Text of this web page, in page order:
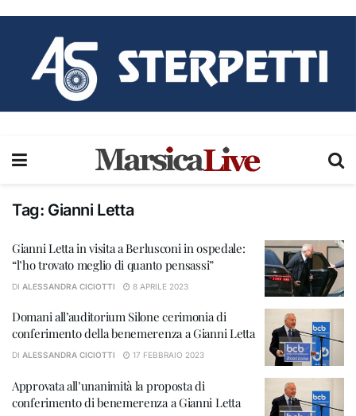
Tag: Gianni Letta
Gianni Letta in visita a Berlusconi in ospedale:
“l’ho trovato meglio di quanto pensassi”
DI ALESSANDRA CICIOTTI 8 APRILE 2023
Domani all’auditorium Silone cerimonia di
conferimento della benemerenza a Gianni Letta
DI ALESSANDRA CICIOTTI 17 FEBBRAIO 2023
Approvata all’unanimità la proposta di
conferimento di benemerenza a Gianni Letta